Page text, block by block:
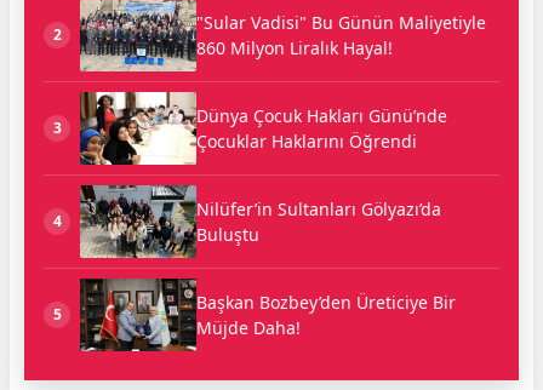
2
"Sular Vadisi" Bu Günün Maliyetiyle
860 Milyon Liralık Hayal!
3
Dünya Çocuk Hakları Günü’nde
Çocuklar Haklarını Öğrendi
4
Nilüfer’in Sultanları Gölyazı’da
Buluştu
5
Başkan Bozbey’den Üreticiye Bir
Müjde Daha!